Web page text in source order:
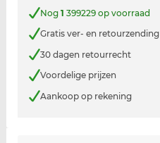
Nog 1 399229 op voorraad
Gratis ver- en retourzending
30 dagen retourrecht
Voordelige prijzen
Aankoop op rekening